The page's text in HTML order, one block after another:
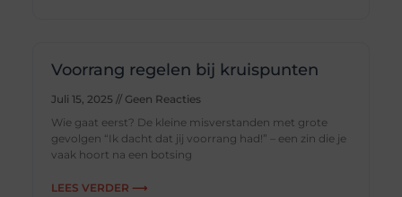
Voorrang regelen bij kruispunten
Juli 15, 2025
Geen Reacties
Wie gaat eerst? De kleine misverstanden met grote
gevolgen “Ik dacht dat jij voorrang had!” – een zin die je
vaak hoort na een botsing
LEES VERDER ⟶